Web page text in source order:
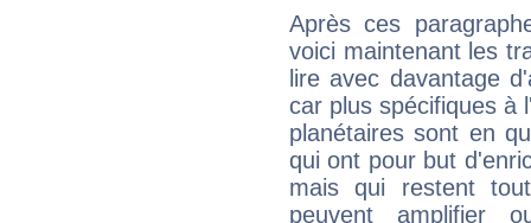
Après ces
voici maintenant les
lire avec davantage
car plus spécifiques à
planétaires sont en
qui ont pour but
mais qui restent
peuvent amplifier